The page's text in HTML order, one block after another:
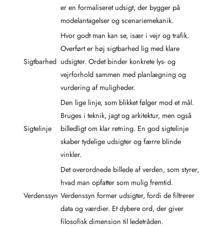
er en formaliseret udsigt, der bygger på
modelantagelser og scenariemekanik.
Sigtbarhed
Hvor godt man kan se, især i vejr og trafik.
Overført er høj sigtbarhed lig med klare
udsigter. Ordet binder konkrete lys- og
vejrforhold sammen med planlægning og
vurdering af muligheder.
Sigtelinje
Den lige linje, som blikket følger mod et mål.
Bruges i teknik, jagt og arkitektur, men også
billedligt om klar retning. En god sigtelinje
skaber tydelige udsigter og færre blinde
vinkler.
Verdenssyn
Det overordnede billede af verden, som styrer,
hvad man opfatter som mulig fremtid.
Verdenssyn former udsigter, fordi de filtrerer
data og værdier. Et dybere ord, der giver
filosofisk dimension til ledetråden.